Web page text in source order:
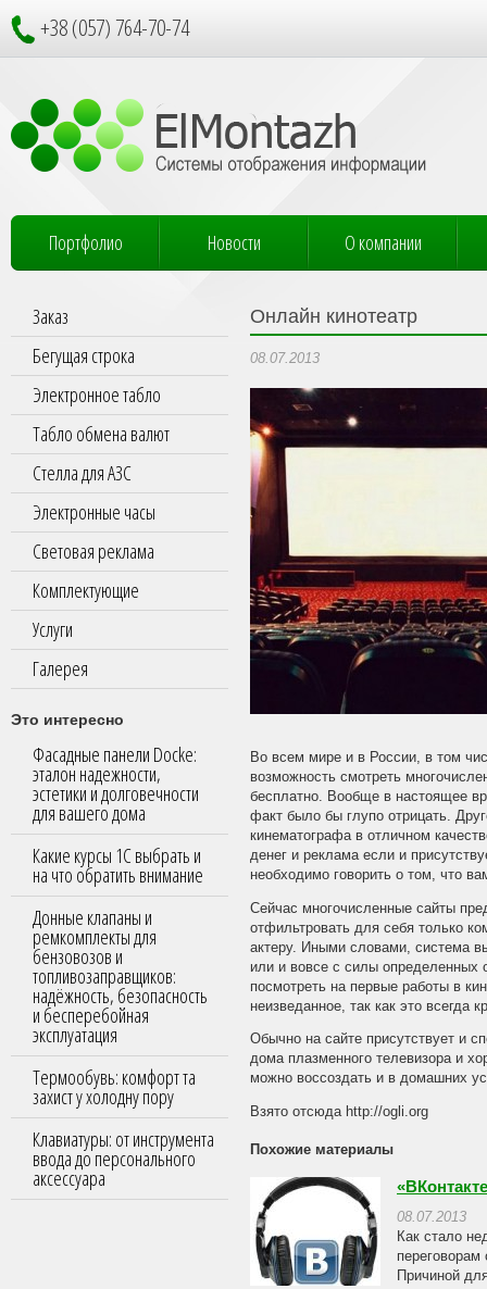
+38 (057) 764-70-74
Портфолио Новости О компании
Заказ
Бегущая строка
Электронное табло
Табло обмена валют
Стелла для АЗС
Электронные часы
Световая реклама
Комплектующие
Услуги
Галерея
Это интересно
Фасадные панели Docke:
эталон надежности,
эстетики и долговечности
для вашего дома
Какие курсы 1С выбрать и
на что обратить внимание
Донные клапаны и
ремкомплекты для
бензовозов и
топливозаправщиков:
надёжность, безопасность
и бесперебойная
эксплуатация
Термообувь: комфорт та
захист у холодну пору
Клавиатуры: от инструмента
ввода до персонального
аксессуара
Онлайн кинотеатр
08.07.2013
Во всем мире и в России, в том
возможность смотреть
бесплатно. Вообще в настоящее
факт было бы глупо отрицать.
кинематографа в отличном
денег и реклама если и
необходимо говорить о том, что
Сейчас многочисленные сайты
отфильтровать для себя только
актеру. Иными словами, система
или и вовсе с силы определенных
посмотреть на первые работы в
неизведанное, так как это всегда
Обычно на сайте присутствует и
дома плазменного телевизора и
можно воссоздать и в домашних
Взято отсюда http://ogli.org
Похожие материалы
08.07.2013
Как стало
Причиной